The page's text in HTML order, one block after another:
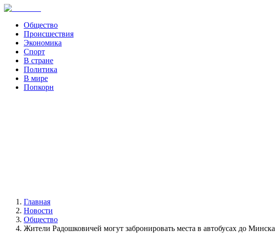
Общество
Происшествия
Экономика
Спорт
В стране
Политика
В мире
Попкорн
Главная
Новости
Общество
Жители Радошковичей могут забронировать места в автобусах до Минска